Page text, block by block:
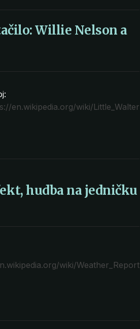
Willie Nelson a
en.wikipedia.org/wiki/Little_Walter
hudba na jedničku
wiki/Weather_Report